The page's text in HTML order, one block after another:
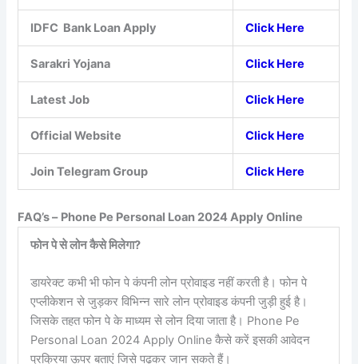
IDFC Bank Loan Apply Click Here
Sarakri Yojana Click Here
Latest Job Click Here
Official Website Click Here
Join Telegram Group Click Here
FAQ’s – Phone Pe Personal Loan 2024 Apply Online
फोन पे से लोन कैसे मिलेगा?
डायरेक्ट कभी भी फोन पे कंपनी लोन प्रोवाइड नहीं करती है। फोन पे
एप्लीकेशन से जुड़कर विभिन्न सारे लोन प्रोवाइड कंपनी जुड़ी हुई है।
जिसके तहत फोन पे के माध्यम से लोन दिया जाता है। Phone Pe
Personal Loan 2024 Apply Online कैसे करें इसकी आवेदन
प्रक्रिया ऊपर बताएं जिसे पढ़कर जान सकते हैं।